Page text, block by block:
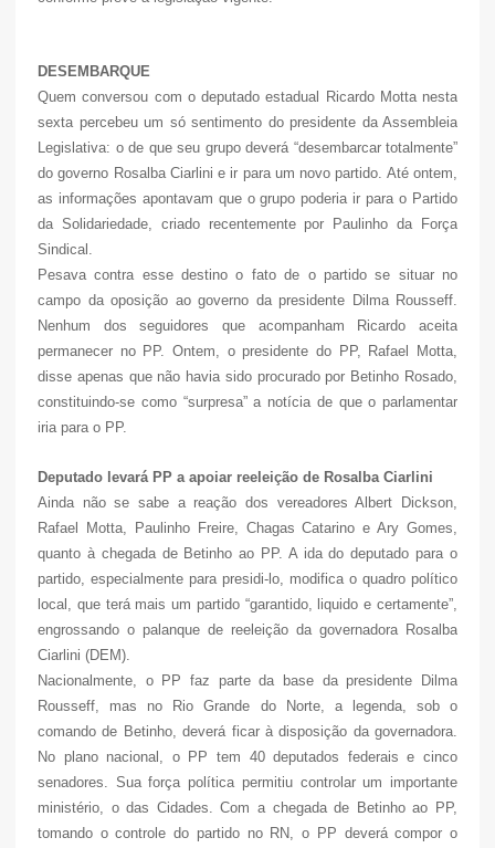
DESEMBARQUE
Quem conversou com o deputado estadual Ricardo Motta nesta
sexta percebeu um só sentimento do presidente da Assembleia
Legislativa: o de que seu grupo deverá “desembarcar totalmente”
do governo Rosalba Ciarlini e ir para um novo partido. Até ontem,
as informações apontavam que o grupo poderia ir para o Partido
da Solidariedade, criado recentemente por Paulinho da Força
Sindical.
Pesava contra esse destino o fato de o partido se situar no
campo da oposição ao governo da presidente Dilma Rousseff.
Nenhum dos seguidores que acompanham Ricardo aceita
permanecer no PP. Ontem, o presidente do PP, Rafael Motta,
disse apenas que não havia sido procurado por Betinho Rosado,
constituindo-se como “surpresa” a notícia de que o parlamentar
iria para o PP.
Deputado levará PP a apoiar reeleição de Rosalba Ciarlini
Ainda não se sabe a reação dos vereadores Albert Dickson,
Rafael Motta, Paulinho Freire, Chagas Catarino e Ary Gomes,
quanto à chegada de Betinho ao PP. A ida do deputado para o
partido, especialmente para presidi-lo, modifica o quadro político
local, que terá mais um partido “garantido, liquido e certamente”,
engrossando o palanque de reeleição da governadora Rosalba
Ciarlini (DEM).
Nacionalmente, o PP faz parte da base da presidente Dilma
Rousseff, mas no Rio Grande do Norte, a legenda, sob o
comando de Betinho, deverá ficar à disposição da governadora.
No plano nacional, o PP tem 40 deputados federais e cinco
senadores. Sua força política permitiu controlar um importante
ministério, o das Cidades. Com a chegada de Betinho ao PP,
tomando o controle do partido no RN, o PP deverá compor o